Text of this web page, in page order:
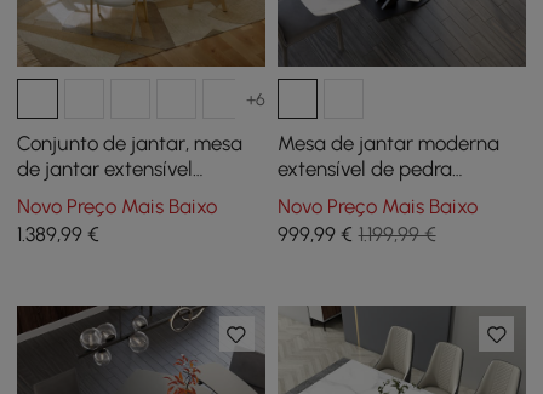
+6
Conjunto de jantar, mesa
de jantar extensível
Japandi de 39 “a 55",
branca com 4 cadeiras
Novo Preço Mais Baixo
1.389,99 €
Mesa de jantar moderna
extensível de pedra
sinterizada de 71
polegadas, branca, com
capacidade para 4-6
Novo Preço Mais Baixo
999,99€ 1.199,99 €